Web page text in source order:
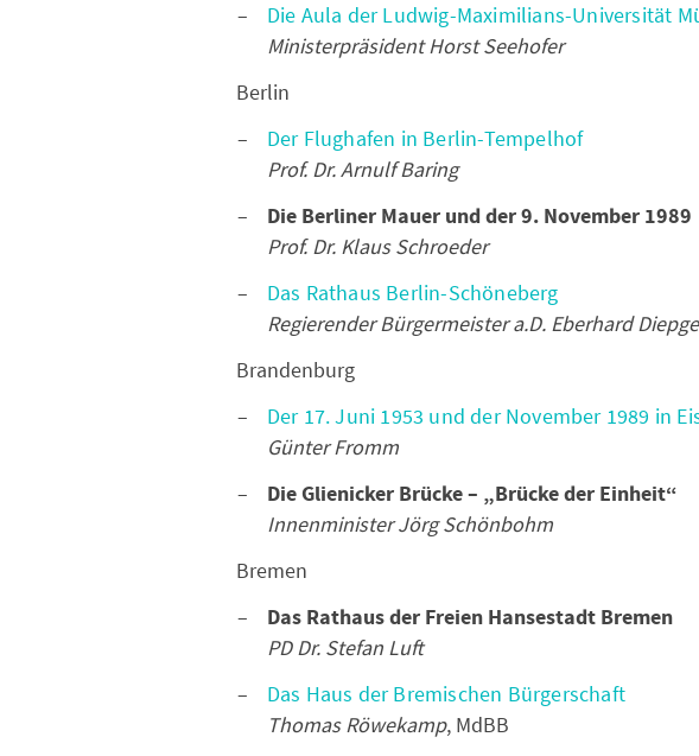
Die Aula der Ludwig-Maximilians-Universität
Ministerpräsident Horst Seehofer
Berlin
Der Flughafen in Berlin-Tempelhof
Prof. Dr. Arnulf Baring
Die Berliner Mauer und der 9. November 1989
Prof. Dr. Klaus Schroeder
Das Rathaus Berlin-Schöneberg
Regierender Bürgermeister a.D. Eberhard
Brandenburg
Der 17. Juni 1953 und der November 1989 in
Günter Fromm
Die Glienicker Brücke – „Brücke der Einheit“
Innenminister Jörg Schönbohm
Bremen
Das Rathaus der Freien Hansestadt Bremen
PD Dr. Stefan Luft
Das Haus der Bremischen Bürgerschaft
Thomas Röwekamp, MdBB